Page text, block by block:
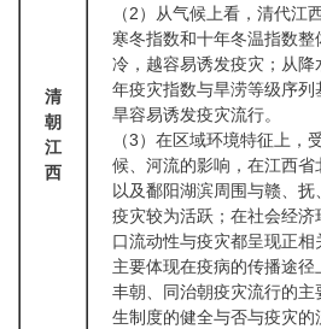
清
朝
江
西
（2）从气候上看，清代江
寒冬指数和十年冬温指数整
冷，越容易诱发疫灾；从
年疫灾指数与旱涝等级序
旱容易诱发疫灾流行。
（3）在区域环境特征上，
候、河流的影响，在江西
以及鄱阳湖滨周围与赣、
疫灾较为活跃；在社会经济
口流动性与疫灾都呈现正
主要体现在疫病的传播途
丰朝、同治朝疫灾流行的主
生制度的健全与否与疫灾